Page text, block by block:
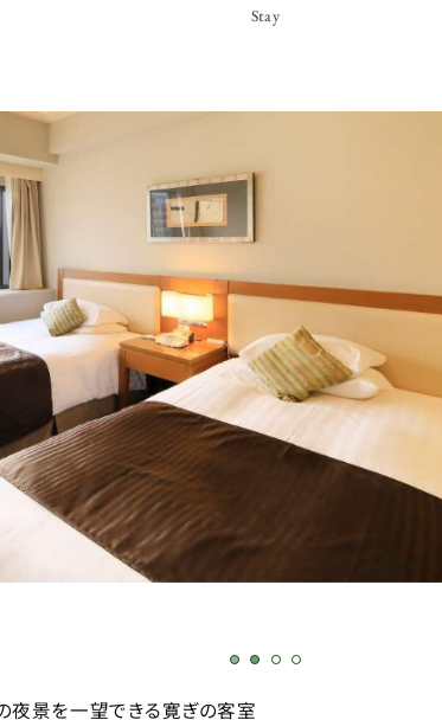
Stay
夜景を一望できる寛ぎの客室